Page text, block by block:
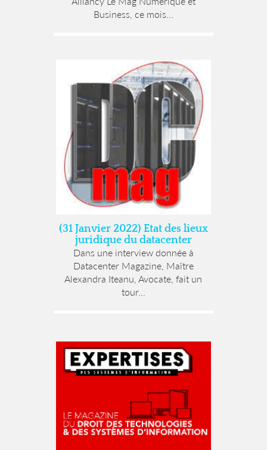
Business, ce mois...
(31 Janvier 2022) Etat des lieux
juridique du datacenter
Dans une interview donnée à
Datacenter Magazine, Maître
Alexandra Iteanu, Avocate, fait un
tour...